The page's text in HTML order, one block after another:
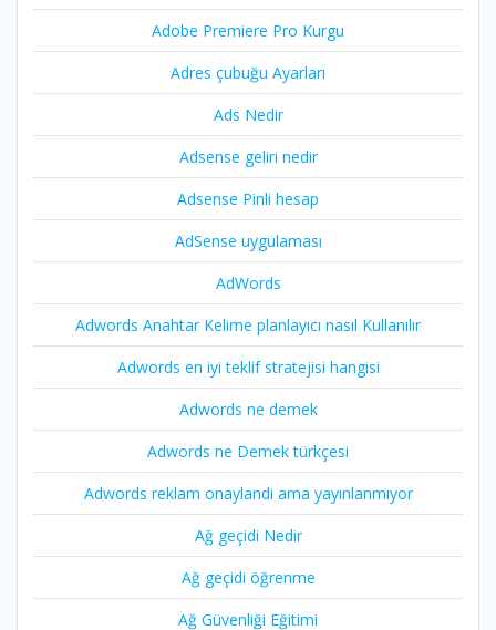
Adobe Premiere Pro Kurgu
Adres çubuğu Ayarları
Ads Nedir
Adsense geliri nedir
Adsense Pinli hesap
AdSense uygulaması
AdWords
Adwords Anahtar Kelime planlayıcı nasıl Kullanılır
Adwords en iyi teklif stratejisi hangisi
Adwords ne demek
Adwords ne Demek türkçesi
Adwords reklam onaylandi ama yayınlanmıyor
Ağ geçidi Nedir
Ağ geçidi öğrenme
Ağ Güvenliği Eğitimi